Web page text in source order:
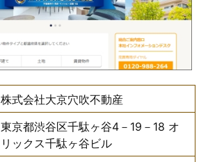
株式会社大京穴吹不動産
東京都渋谷区千駄ヶ谷4－19－18 オ
リックス千駄ヶ谷ビル